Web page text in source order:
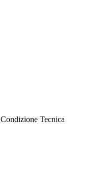
Condizione Tecnica